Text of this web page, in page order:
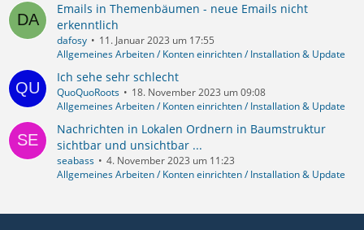
Emails in Themenbäumen - neue Emails nicht
erkenntlich
dafosy
11. Januar 2023 um 17:55
Allgemeines Arbeiten / Konten einrichten / Installation & Update
Ich sehe sehr schlecht
QuoQuoRoots
18. November 2023 um 09:08
Allgemeines Arbeiten / Konten einrichten / Installation & Update
Nachrichten in Lokalen Ordnern in Baumstruktur
sichtbar und unsichtbar ...
seabass
4. November 2023 um 11:23
Allgemeines Arbeiten / Konten einrichten / Installation & Update